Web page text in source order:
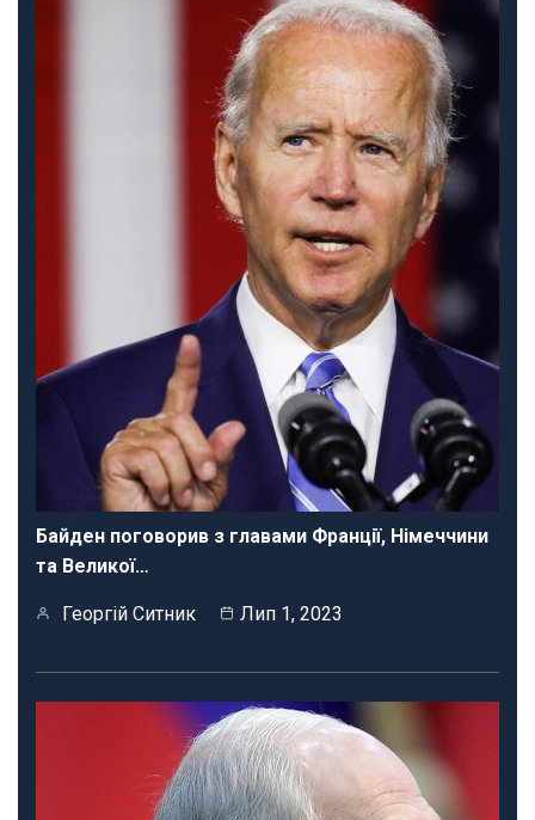
Байден поговорив з главами Франції, Німеччини
та Великої…
Георгій Ситник Лип 1, 2023